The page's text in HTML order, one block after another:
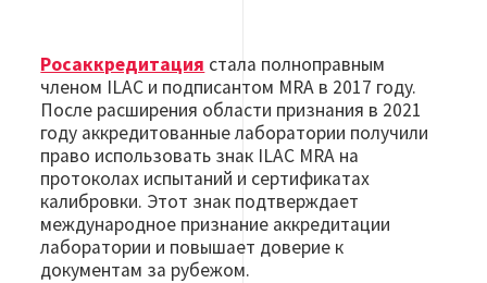
Росаккредитация стала полноправным
членом ILAC и подписантом MRA в 2017 году.
После расширения области признания в 2021
году аккредитованные лаборатории получили
право использовать знак ILAC MRA на
протоколах испытаний и сертификатах
калибровки. Этот знак подтверждает
международное признание аккредитации
лаборатории и повышает доверие к
документам за рубежом.